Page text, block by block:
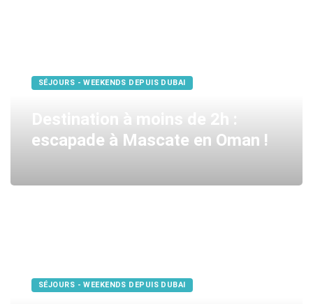
SÉJOURS - WEEKENDS DEPUIS DUBAI
Destination à moins de 2h :
escapade à Mascate en Oman !
SÉJOURS - WEEKENDS DEPUIS DUBAI